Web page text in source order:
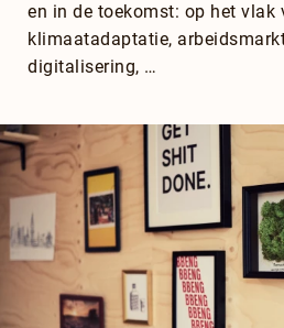
en in de toekomst: op het vlak
klimaatadaptatie,
digitalisering, …